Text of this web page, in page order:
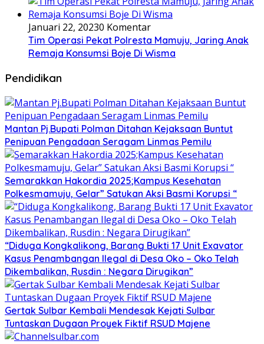
Januari 22, 20230 Komentar
Tim Operasi Pekat Polresta Mamuju, Jaring Anak
Remaja Konsumsi Boje Di Wisma
Pendidikan
Mantan Pj.Bupati Polman Ditahan Kejaksaan Buntut
Penipuan Pengadaan Seragam Linmas Pemilu
Semarakkan Hakordia 2025;Kampus Kesehatan
Polkesmamuju, Gelar” Satukan Aksi Basmi Korupsi “
“Diduga Kongkalikong, Barang Bukti 17 Unit Exavator
Kasus Penambangan Ilegal di Desa Oko – Oko Telah
Dikembalikan, Rusdin : Negara Dirugikan”
Gertak Sulbar Kembali Mendesak Kejati Sulbar
Tuntaskan Dugaan Proyek Fiktif RSUD Majene